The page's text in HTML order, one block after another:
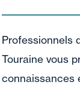
Professionnels
Touraine vous
connaissances